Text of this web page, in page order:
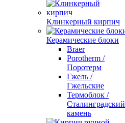
Клинкерный кирпич
Керамические блоки
Braer
Porotherm /
Поротерм
Гжель /
Гжельские
Термоблок /
Сталинградский
камень